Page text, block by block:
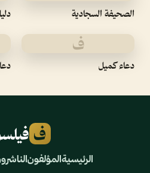
الصحيفة السجادية
ف
دعاء كميل
ف
الرئيسيةالمؤلفون